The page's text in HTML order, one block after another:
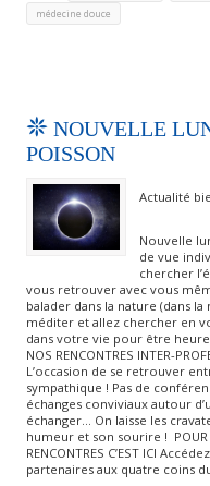
médecine douce
NOUVELLE
POISSON
Actualité
Nouvelle
de vue
chercher
vous retrouver avec vous
balader dans la nature (dans
méditer et allez chercher en
dans votre vie pour être
NOS RENCONTRES INTER-
L’occasion de se retrouver
sympathique ! Pas de
échanges conviviaux autour
échanger… On laisse les
humeur et son sourire ! POUR
RENCONTRES C’EST ICI
partenaires aux quatre coins